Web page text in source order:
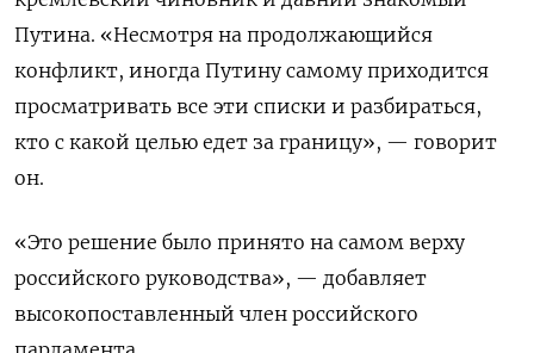
Путина. «Несмотря на продолжающийся
конфликт, иногда Путину самому приходится
просматривать все эти списки и разбираться,
кто с какой целью едет за границу», — говорит
он.
«Это решение было принято на самом верху
российского руководства», — добавляет
высокопоставленный член российского